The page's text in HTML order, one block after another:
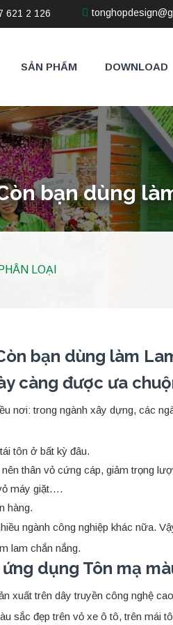
621 2 126
SẢN PHẨM DOWNLOAD
bạn dùng
LOẠI
bạn dùng làm
càng được ưa
nơi: trong ngành xây dựng, các
tôn ở bất kỳ đâu.
thân vỏ cứng cáp, giảm trọng
máy giặt….
hàng.
ngành công nghiệp khác nữa.
lam chắn nắng.
dụng Tôn mạ
xuất trên dây truyền công nghệ
sắc đẹp trên vỏ xe ô tô, trên mái